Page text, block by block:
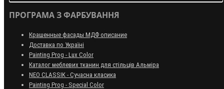
ПРОГРАМА З ФАРБУВАННЯ
Крашенные фасады МДФ описание
Доставка по Україні
Painting Prog - Lux Color
Каталог меблевих тканин для стільців Альміра
NEO CLASSIK - Сучасна класика
Painting Prog - Special Color